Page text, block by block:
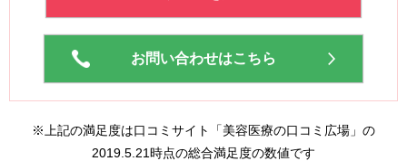
お問い合わせはこちら
※上記の満足度は口コミサイト「美容医療の口コミ広場」の
2019.5.21時点の総合満足度の数値です